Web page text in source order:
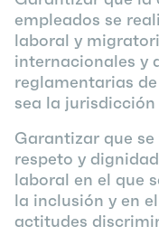
empleados se
laboral y
internacionales y
reglamentarias
sea la
Garantizar que
respeto y
laboral en el que
la inclusión y en
actitudes